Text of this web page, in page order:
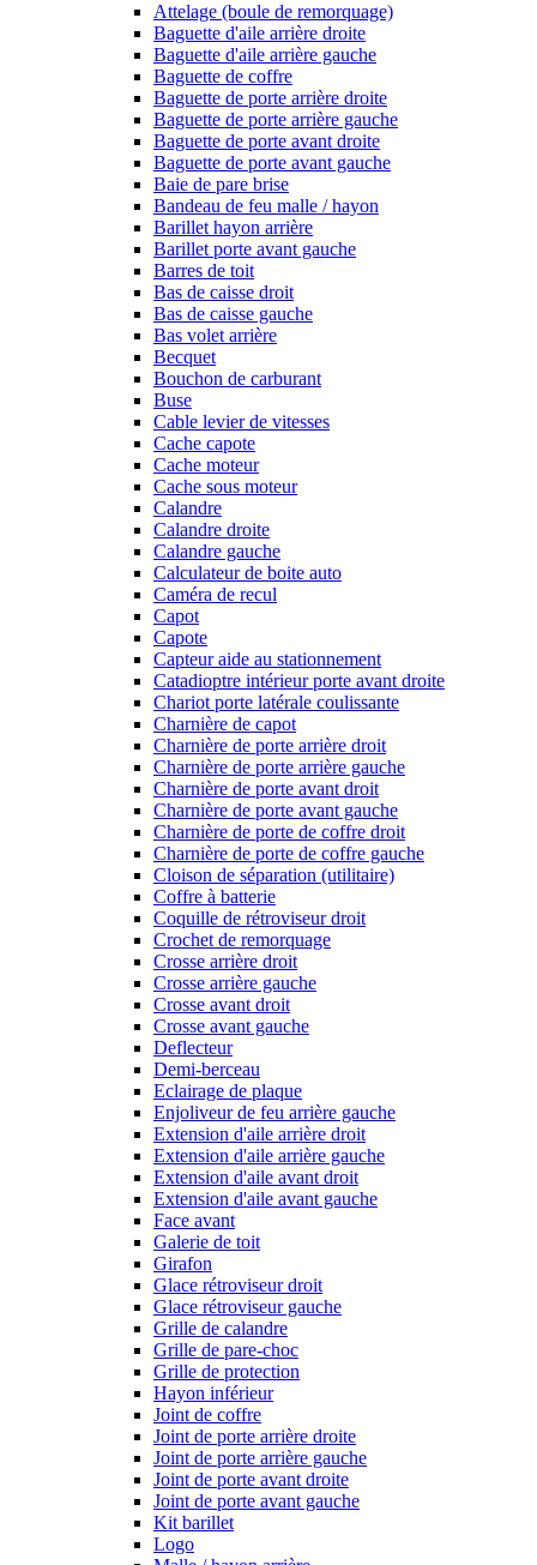
Attelage (boule de remorquage)
Baguette d'aile arrière droite
Baguette d'aile arrière gauche
Baguette de coffre
Baguette de porte arrière droite
Baguette de porte arrière gauche
Baguette de porte avant droite
Baguette de porte avant gauche
Baie de pare brise
Bandeau de feu malle / hayon
Barillet hayon arrière
Barillet porte avant gauche
Barres de toit
Bas de caisse droit
Bas de caisse gauche
Bas volet arrière
Becquet
Bouchon de carburant
Buse
Cable levier de vitesses
Cache capote
Cache moteur
Cache sous moteur
Calandre
Calandre droite
Calandre gauche
Calculateur de boite auto
Caméra de recul
Capot
Capote
Capteur aide au stationnement
Catadioptre intérieur porte avant droite
Chariot porte latérale coulissante
Charnière de capot
Charnière de porte arrière droit
Charnière de porte arrière gauche
Charnière de porte avant droit
Charnière de porte avant gauche
Charnière de porte de coffre droit
Charnière de porte de coffre gauche
Cloison de séparation (utilitaire)
Coffre à batterie
Coquille de rétroviseur droit
Crochet de remorquage
Crosse arrière droit
Crosse arrière gauche
Crosse avant droit
Crosse avant gauche
Deflecteur
Demi-berceau
Eclairage de plaque
Enjoliveur de feu arrière gauche
Extension d'aile arrière droit
Extension d'aile arrière gauche
Extension d'aile avant droit
Extension d'aile avant gauche
Face avant
Galerie de toit
Girafon
Glace rétroviseur droit
Glace rétroviseur gauche
Grille de calandre
Grille de pare-choc
Grille de protection
Hayon inférieur
Joint de coffre
Joint de porte arrière droite
Joint de porte arrière gauche
Joint de porte avant droite
Joint de porte avant gauche
Kit barillet
Logo